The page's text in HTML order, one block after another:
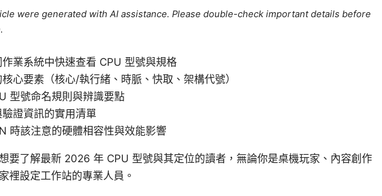
were generated with AI assistance. Please double-check important details before
業系統中快速查看 CPU 型號與規格
心要素（核心/執行緒、時脈、快取、架構代號）
型號命名規則與辨識要點
證資訊的實用清單
時該注意的硬體相容性與效能影響
要了解最新 2026 年 CPU 型號與其定位的讀者，無論你是桌機玩家、內容創作
裡設定工作站的專業人員。